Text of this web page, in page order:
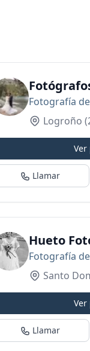
Fotografía
Logroño
Ver
Llamar
y recién
Hueto
Fotografía
Santo
Ver
Llamar